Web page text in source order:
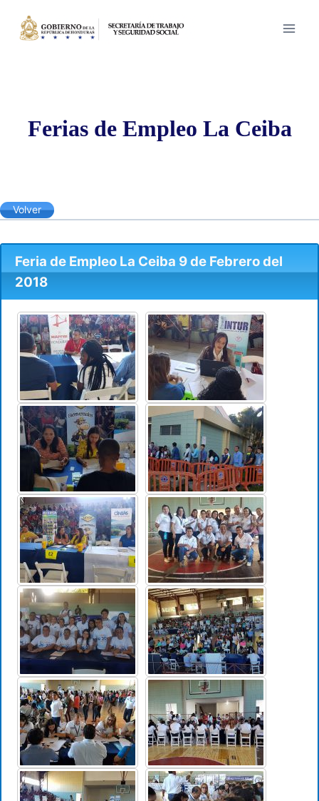
Ferias de Empleo La Ceiba
Volver
Feria de Empleo La Ceiba 9 de Febrero del
2018